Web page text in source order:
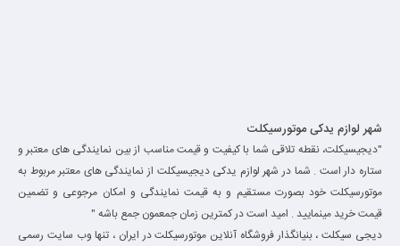
شهر لوازم یدکی موتورسیکلت
"دیجیسیکلت، نقطه تلاقی شما با کیفیت و قیمت مناسب از بین نمایندگی های معتبر و
ستاره دار است . شما در شهر لوازم یدکی دیجیسیکلت از نمایندگی های معتبر مربوط به
موتورسیکلت خود بصورت مستقیم و به قیمت نمایندگی و امکان مرجوعی و تضمین
قیمت خرید مینمایید . امید است در کمترین زمان جمعمون جمع باشه "
دیجی سیکلت ، بنیانگذار فروشگاه آنلاین موتورسیکلت در ایران ، تنها وب سایت رسمی